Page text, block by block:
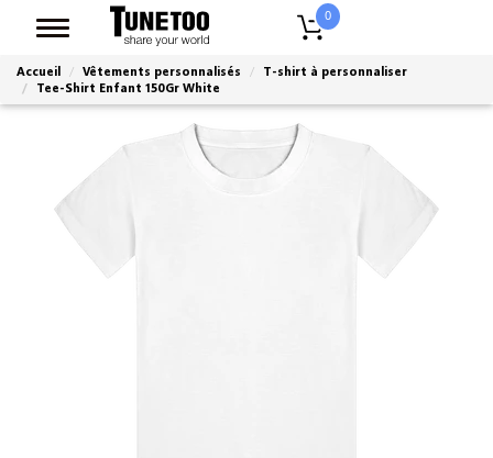
0
Accueil Vêtements personnalisés
T-shirt à personnaliser
Tee-Shirt Enfant 150Gr White